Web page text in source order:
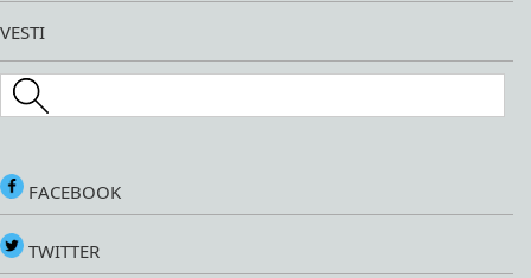
VESTI
Search this site
FACEBOOK
TWITTER